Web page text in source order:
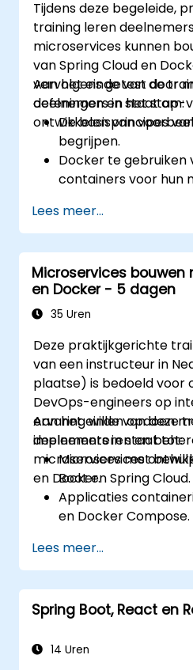
Tijdens deze begeleide,
training leren
microservices kunnen
van Spring Cloud en
vervolgens getest door
oefeningen en het stap-
ontwikkelen van
Aan het einde van de
deelnemers in staat om:
De basisprincipes
begrijpen.
Docker te gebruiken
containers voor hun
ontwikkelen en te
Spring Cloud en
Microservices te
discovery services en
Gateway.
to-end
Lees meer...
Microservices bouwen
en Docker - 5 dagen
35 Uren
Deze praktijkgerichte
van een instructeur in
plaatse) is bedoeld voor
DevOps-engineers op
ervaring willen opdoen
implementeren en
microservices met
en Docker.
Aan het einde van deze
deelnemers in staat tot:
Microservices
Boot en Spring Cloud.
Applicaties
en Docker Compose.
onderlinge
microservices
Microservices in
bewaken en
beheren met
Lees meer...
Spring Boot, React en
14 Uren